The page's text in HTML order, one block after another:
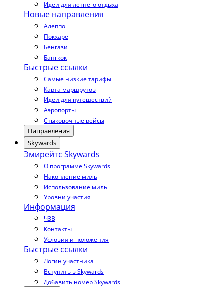
Идеи для летнего отдыха
Новые направления
Алеппо
Покхаре
Бенгази
Бангкок
Быстрые ссылки
Самые низкие тарифы
Карта маршрутов
Идеи для путешествий
Аэропорты
Стыковочные рейсы
Направления
Skywards
Эмирейтс Skywards
О программе Skywards
Накопление миль
Использование миль
Уровни участия
Информация
ЧЗВ
Контакты
Условия и положения
Быстрые ссылки
Логин участника
Вступить в Skywards
Добавить номер Skywards